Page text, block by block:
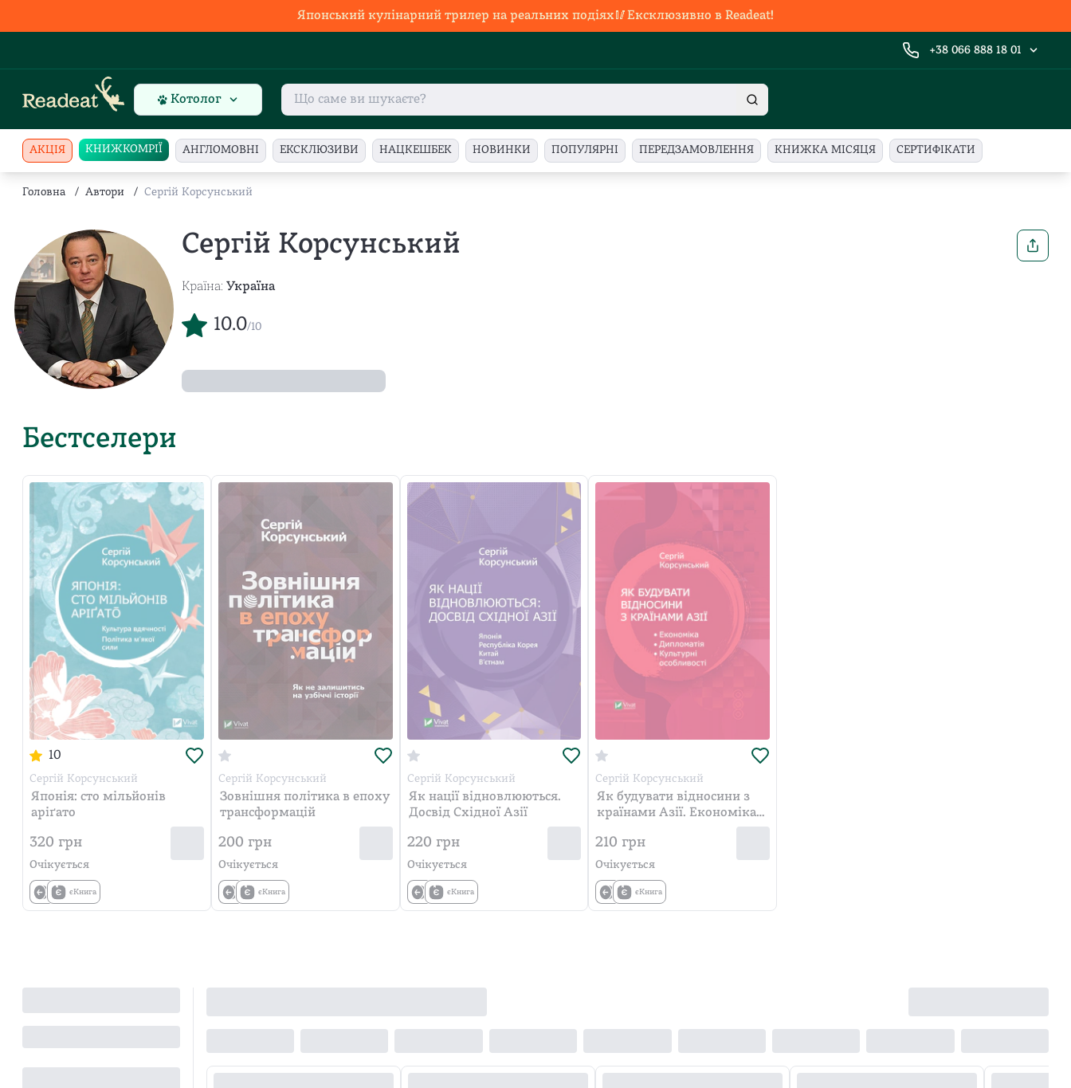
Японський кулінарний трилер на реальних подіях🥢Ексклюзивно в Readeat!
+38 066 888 18 01
Котолог
АКЦІЯ КНИЖКОМРІЇ АНГЛОМОВНІ ЕКСКЛЮЗИВИ НАЦКЕШБЕК НОВИНКИ ПОПУЛЯРНІ ПЕРЕДЗАМОВЛЕННЯ КНИЖКА МІСЯЦЯ СЕРТИФІКАТИ
Головна / Автори / Сергій Корсунський
Сергій Корсунський
Країна: Україна
10.0/10
Бестселери
10
Сергій Корсунський
Японія: сто мільйонів
аріґато
320 грн
Очікується
єКнига
Сергій Корсунський
Зовнішня політика в епоху
трансформацій
200 грн
Очікується
єКнига
Сергій Корсунський
Як нації відновлюються.
Досвід Східної Азії
220 грн
Очікується
єКнига
Сергій Корсунський
Як будувати відносини з
країнами Азії. Економіка,
дипломатія, культурні
особливості
210 грн
Очікується
єКнига